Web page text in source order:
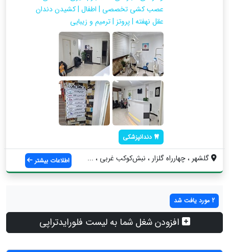
عصب کشی تخصصی | اطفال | کشیدن دندان
عقل نهفته | پروتز | ترمیم و زیبایی
دندانپزشکی
گلشهر ، چهارراه گلزار ، نبش‌کوکب غربی ، ... اطلاعات بیشتر
2 مورد یافت شد
افزودن شغل شما به لیست فلورایدتراپی